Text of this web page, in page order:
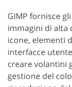
GIMP fornisce
immagini di alta
icone, elementi
interfacce
creare volantini
gestione del